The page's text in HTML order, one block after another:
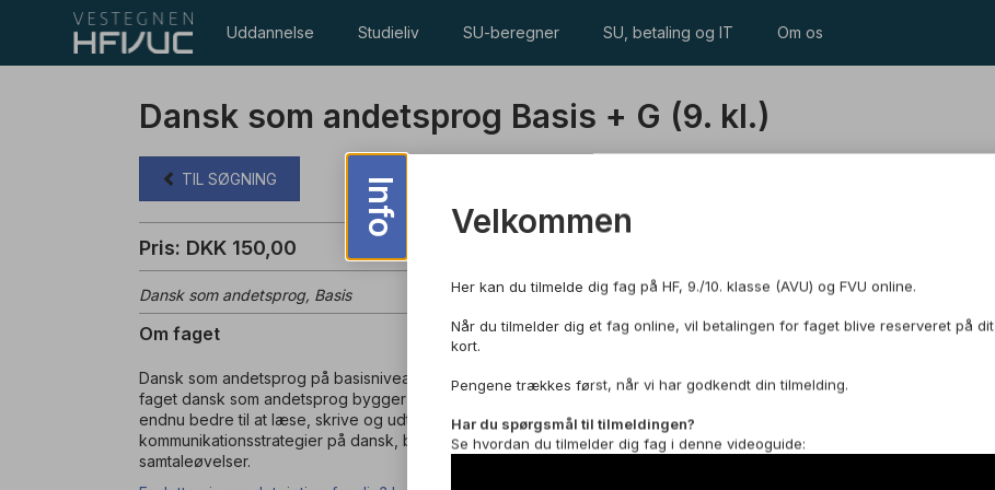
Uddannelse Studieliv SU-beregner SU, betaling og IT Om os
Dansk som andetsprog Basis + G (9. kl.)
TIL SØGNING
Pris: DKK 150,00
Dansk som andetsprog, Basis
Om faget
Dansk som andetsprog på basisniveau er din bro til det danske uddannelsessystem og arbejdsmarked. I
faget dansk som andetsprog bygger du videre på de ting, som du lærte på sprogcenteret. Du vil blive
endnu bedre til at læse, skrive og udtale dansk. Derudover vil du også lære mere om diverse
kommunikationsstrategier på dansk, b.la. ved brug af diverse IT-platforme, præsentationer og
samtaleøvelser.
Info Velkommen
Her kan du tilmelde dig fag på HF, 9./10. klasse (AVU) og FVU online.
Når du tilmelder dig et fag online, vil betalingen for faget blive reserveret på dit
kort.
Pengene trækkes først, når vi har godkendt din tilmelding.
Har du spørgsmål til tilmeldingen?
Se hvordan du tilmelder dig fag i denne videoguide: